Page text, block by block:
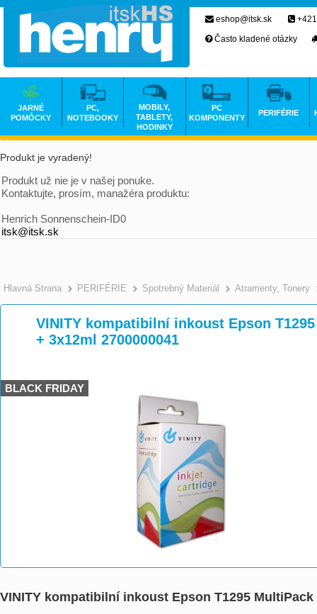
Produkt je vyradený!
Produkt už nie je v našej ponuke.
Kontaktujte, prosím, manažéra produktu:
Henrich Sonnenschein-ID0
itsk@itsk.sk
Hlavná Strana >
PERIFÉRIE >
Spotrebný Materiál >
Atramenty, Tonery
VINITY kompatibilní inkoust Epson
+ 3x12ml 2700000041
BLACK FRIDAY
VINITY kompatibilní inkoust Epson T1295 MultiPack
eshop@itsk.sk
Často kladené otázky
JARNÉ
POMÔCKY
PC,
NOTEBOOKY
MOBILY,
TABLETY,
HODINKY
PC
KOMPONENTY
PERIFÉRIE